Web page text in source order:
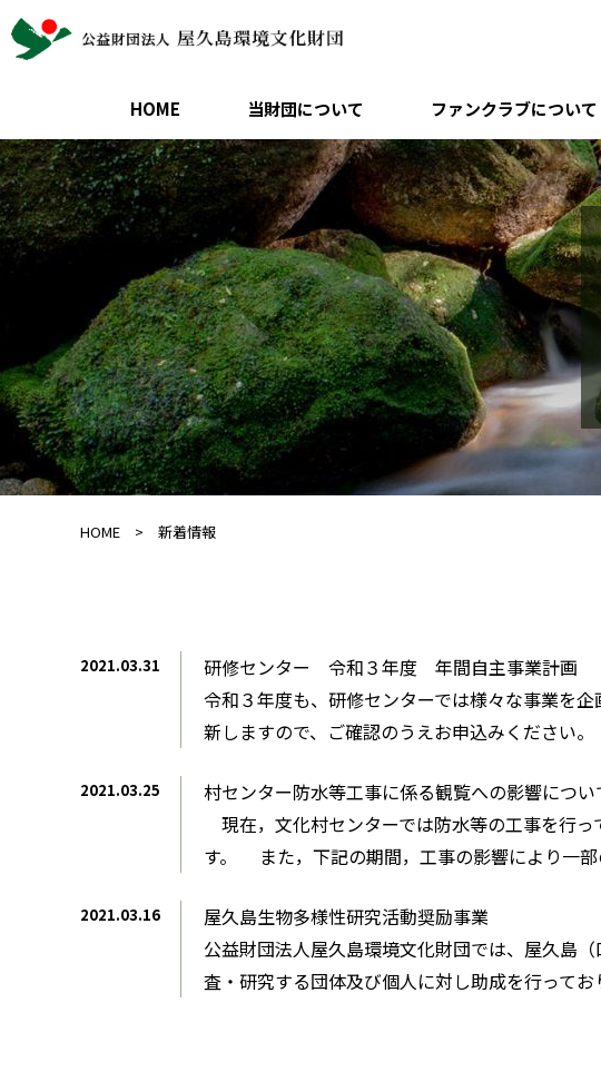
HOME 当財団について ファンクラブについて
HOME 新着情報
2021.03.31
研修センター 令和３年度 年間自主事業計画
令和３年度も、研修センターでは様々な事業を
新しますので、ご確認のうえお申込みください
2021.03.25
村センター防水等工事に係る観覧への影響につい
現在，文化村センターでは防水等の工事を行
す。 また，下記の期間，工事の影響により一部
2021.03.16
屋久島生物多様性研究活動奨励事業
公益財団法人屋久島環境文化財団では、屋久島
査・研究する団体及び個人に対し助成を行ってお